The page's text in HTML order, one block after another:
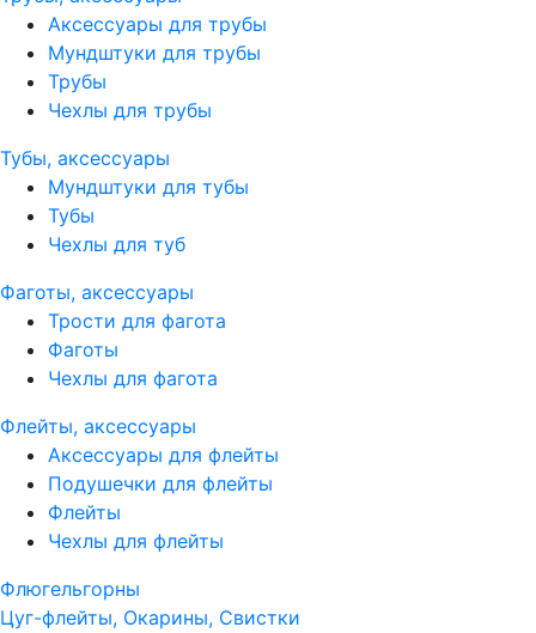
Аксессуары для трубы
Мундштуки для трубы
Трубы
Чехлы для трубы
Тубы, аксессуары
Мундштуки для тубы
Тубы
Чехлы для туб
Фаготы, аксессуары
Трости для фагота
Фаготы
Чехлы для фагота
Флейты, аксессуары
Аксессуары для флейты
Подушечки для флейты
Флейты
Чехлы для флейты
Флюгельгорны
Цуг-флейты, Окарины, Свистки